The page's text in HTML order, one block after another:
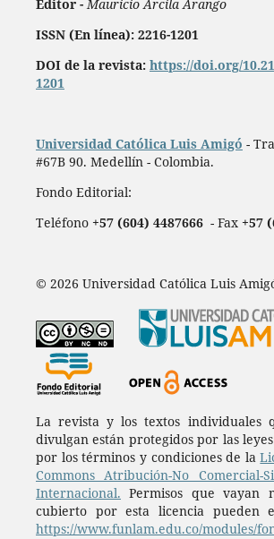
Editor -Mauricio Arcila Arango
ISSN (En línea): 2216-1201
DOI de la revista: https://doi.org/
1201
Universidad Católica Luis Amigó -
#67B 90. Medellín - Colombia.
Fondo Editorial:
Teléfono +57 (604) 4487666- Fax +57
© 2026 Universidad Católica Luis
La revista y los textos individuales
divulgan están protegidos por las
por los términos y condiciones de la
Commons Atribución-No Comercial-
Internacional. Permisos que vayan
cubierto por esta licencia pueden
https://www.funlam.edu.co/modules/